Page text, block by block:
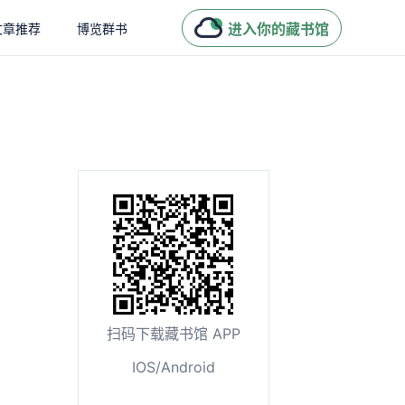
章推荐 博览群书 进入你的藏书馆
扫码下载藏书馆 APP
IOS/Android